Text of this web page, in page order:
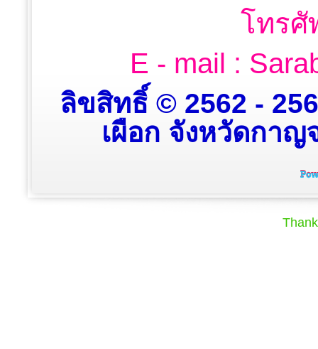
โทรศั
E - mail :
ลิขสิทธิ์ © 2562 -
เผือก จังหวัดกา